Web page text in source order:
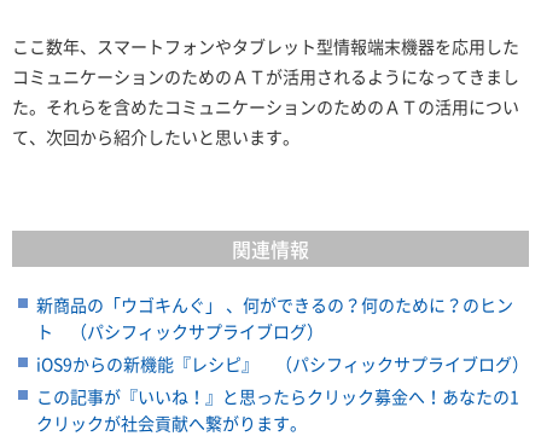
ここ数年、スマートフォンやタブレット型情報端末機器を応用した
コミュニケーションのためのＡＴが活用されるようになってきまし
た。それらを含めたコミュニケーションのためのＡＴの活用につい
て、次回から紹介したいと思います。
関連情報
新商品の「ウゴキんぐ」 、何ができるの？何のために？のヒン
ト （パシフィックサプライブログ）
iOS9からの新機能『レシピ』 （パシフィックサプライブログ）
この記事が『いいね！』と思ったらクリック募金へ！あなたの1
クリックが社会貢献へ繋がります。